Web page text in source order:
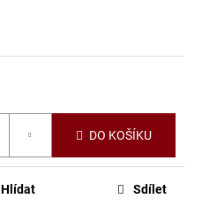
DO KOŠÍKU
Hlídat Sdílet